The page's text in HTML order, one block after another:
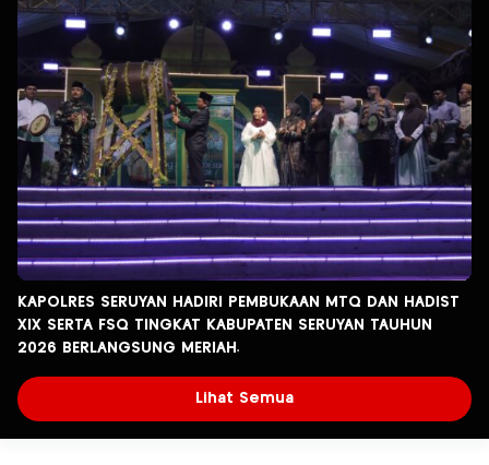
KAPOLRES SERUYAN HADIRI PEMBUKAAN MTQ DAN HADIST
XlX SERTA FSQ TINGKAT KABUPATEN SERUYAN TAUHUN
2026 BERLANGSUNG MERIAH.
Lihat Semua